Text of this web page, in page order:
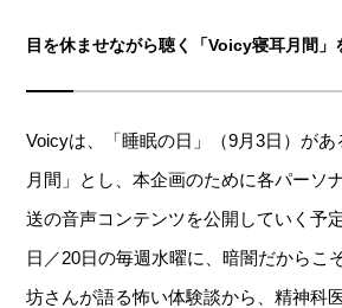
目を休ませながら聴く「Voicy寝耳月間」
Voicyは、「睡眠の日」（9月3日）が
月間」とし、本企画のために各パーソ
送の音声コンテンツを公開していく予
日／20日の毎週水曜に、暗闇だからこ
坊さんが語る怖い体験談から、精神科